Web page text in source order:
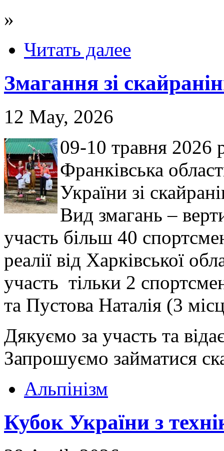
»
Читать далее
Змагання зі
12 May, 2026
09-10 травня 2026
Франківська
України зі
Вид змагань –
участь більш 40
реалії від Харківської
участь тільки 2
та Пустова Наталія (3
Дякуємо за участь та
Запрошуємо займатися
Альпінізм
Кубок України з